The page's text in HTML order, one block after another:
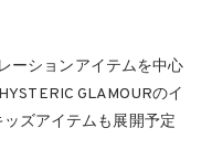
ーションアイテムを中心
GLAMOURのイ
ズアイテムも展開予定